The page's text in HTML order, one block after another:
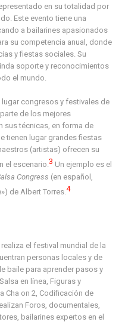
en su totalidad por
Este evento tiene una
a bailarines apasionados
su competencia anual, donde
y fiestas sociales. Su
soporte y reconocimientos
el mundo.
congresos y festivales de
de los mejores
sus técnicas, en forma de
tienen lugar grandes fiestas
(artistas) ofrecen su
el escenario.3 ​ Un ejemplo es el
Congress (en español,
de Albert Torres.4
el festival mundial de la
personas locales y de
baile para aprender pasos y
en línea, Figuras y
Cha on 2, Codificación de
Foros, documentales,
bailarines expertos en el